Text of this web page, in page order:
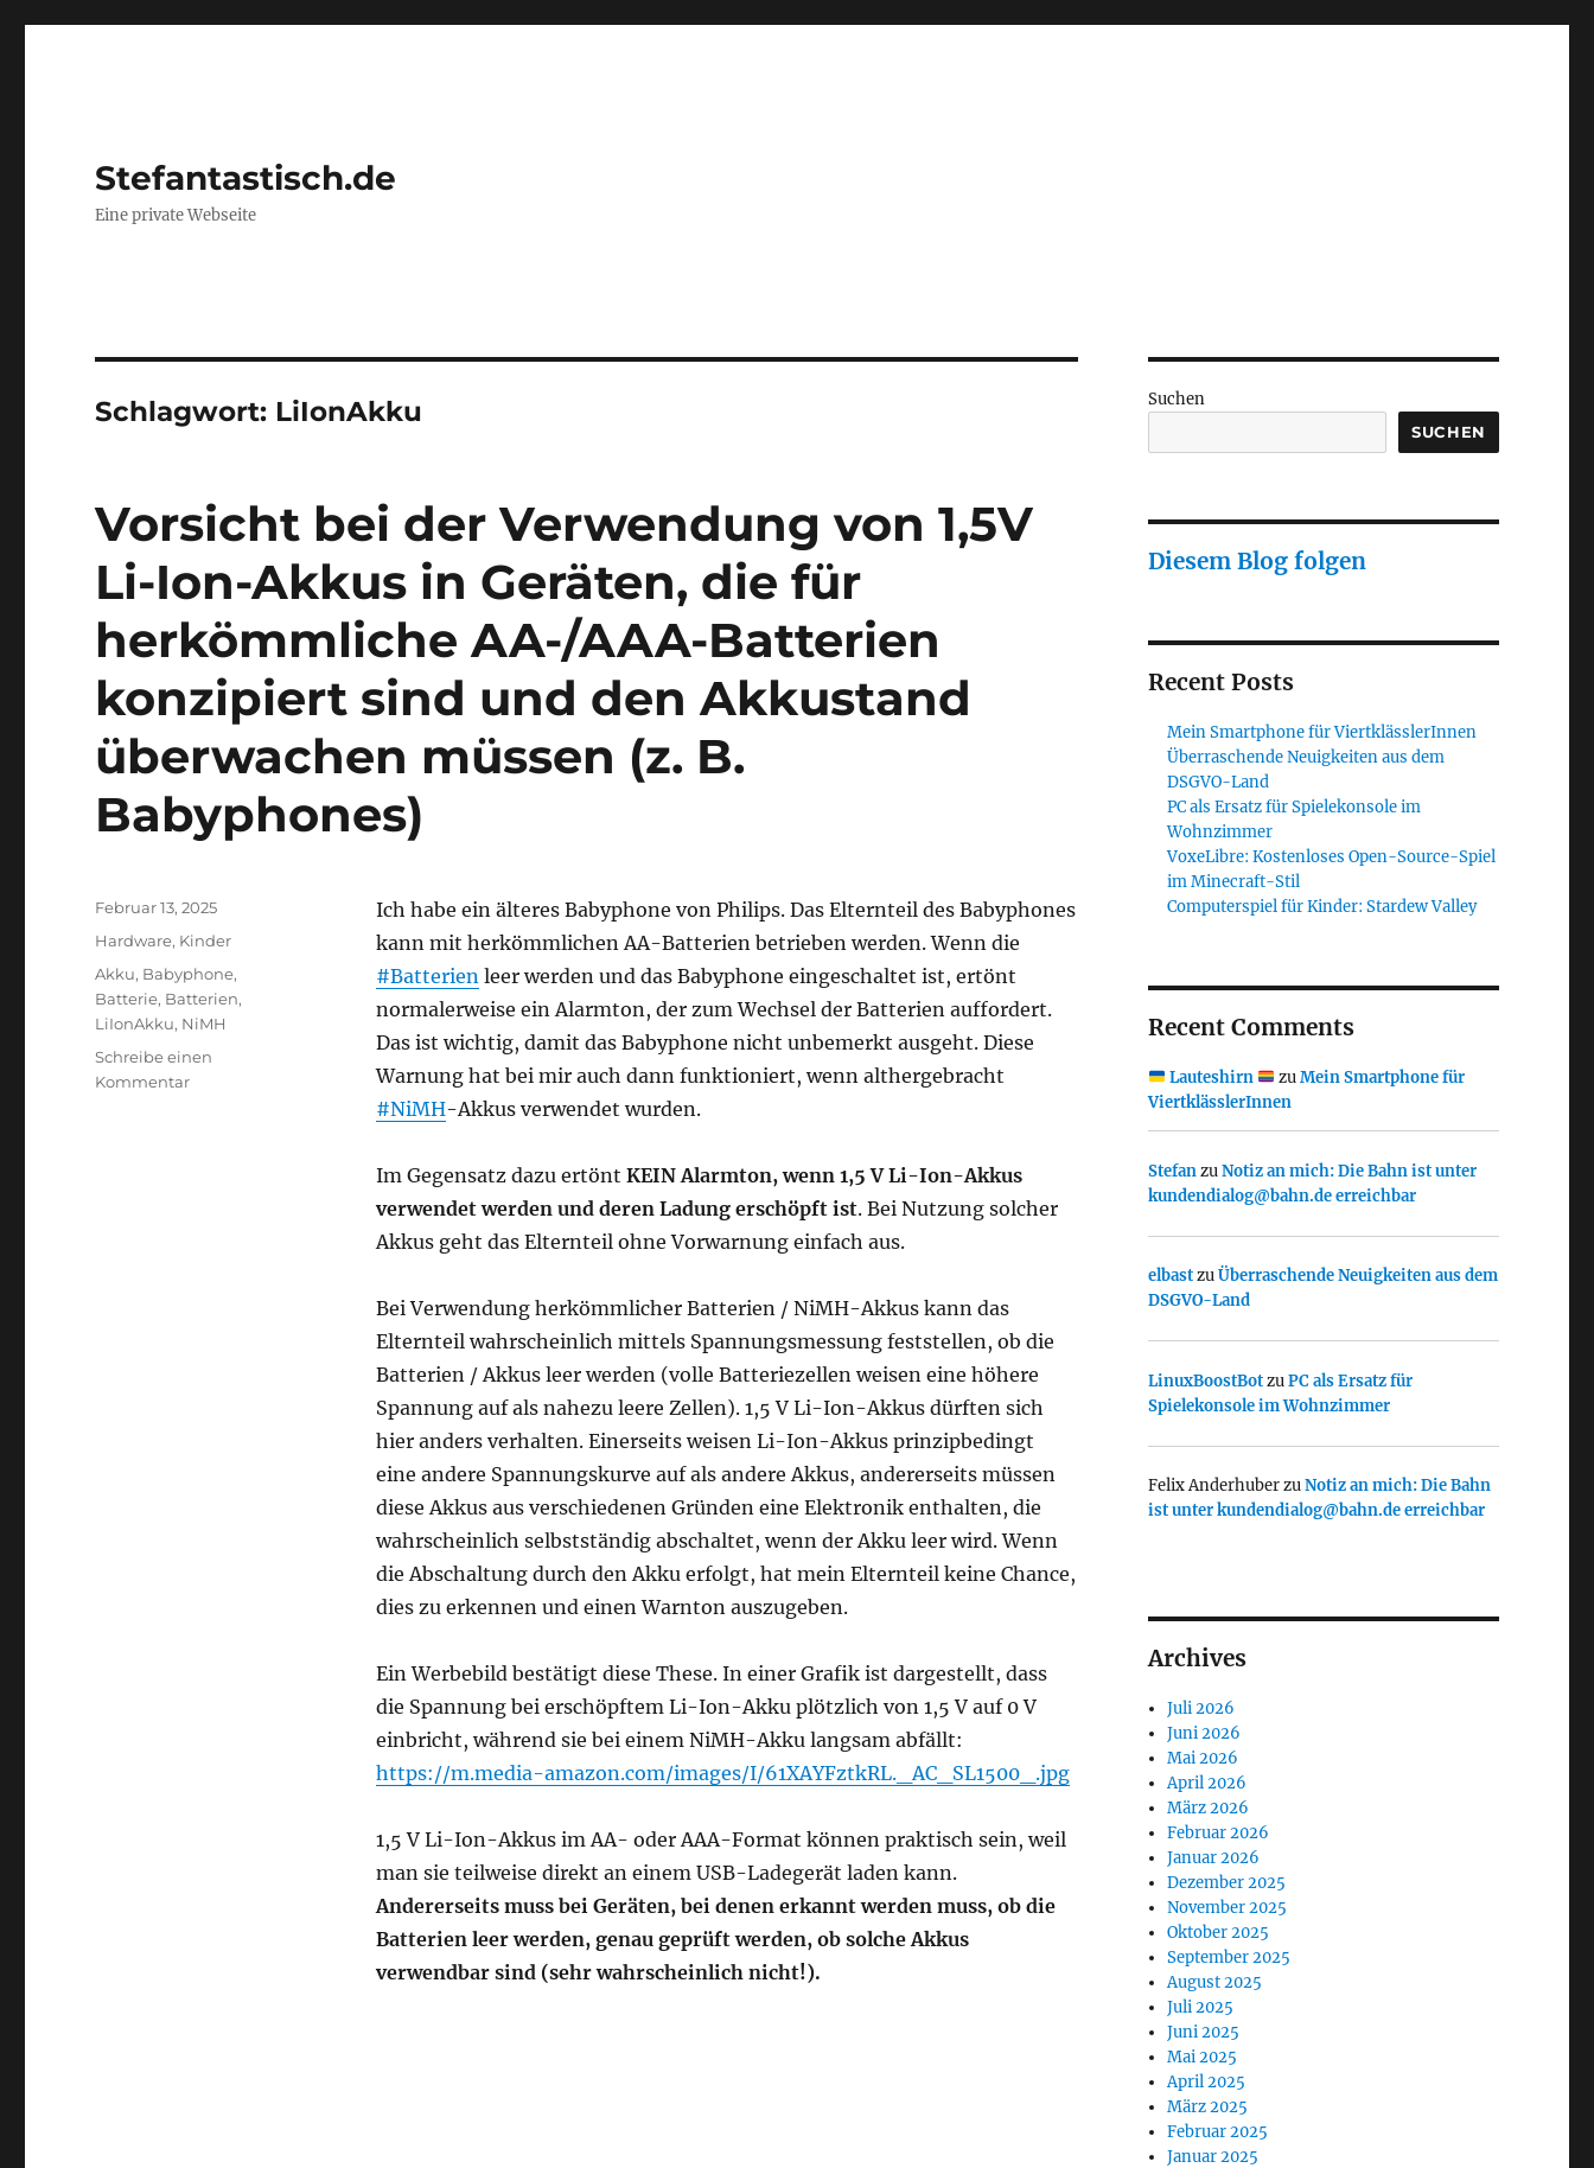
Stefantastisch.de
Eine private Webseite
Schlagwort: LiIonAkku
Vorsicht bei der Verwendung von 1,5V
Li-Ion-Akkus in Geräten, die für
herkömmliche AA-/AAA-Batterien
konzipiert sind und den Akkustand
überwachen müssen (z. B.
Babyphones)
Ich habe ein älteres Babyphone von Philips. Das Elternteil des Babyphones
kann mit herkömmlichen AA-Batterien betrieben werden. Wenn die
#Batterienleer werden und das Babyphone eingeschaltet ist, ertönt
normalerweise ein Alarmton, der zum Wechsel der Batterien auffordert.
Das ist wichtig, damit das Babyphone nicht unbemerkt ausgeht. Diese
Warnung hat bei mir auch dann funktioniert, wenn althergebracht
#NiMH-Akkus verwendet wurden.
Im Gegensatz dazu ertönt KEIN Alarmton, wenn 1,5 V Li-Ion-Akkus
verwendet werden und deren Ladung erschöpft ist. Bei Nutzung solcher
Akkus geht das Elternteil ohne Vorwarnung einfach aus.
Bei Verwendung herkömmlicher Batterien / NiMH-Akkus kann das
Elternteil wahrscheinlich mittels Spannungsmessung feststellen, ob die
Batterien / Akkus leer werden (volle Batteriezellen weisen eine höhere
Spannung auf als nahezu leere Zellen). 1,5 V Li-Ion-Akkus dürften sich
hier anders verhalten. Einerseits weisen Li-Ion-Akkus prinzipbedingt
eine andere Spannungskurve auf als andere Akkus, andererseits müssen
diese Akkus aus verschiedenen Gründen eine Elektronik enthalten, die
wahrscheinlich selbstständig abschaltet, wenn der Akku leer wird. Wenn
die Abschaltung durch den Akku erfolgt, hat mein Elternteil keine Chance,
dies zu erkennen und einen Warnton auszugeben.
Ein Werbebild bestätigt diese These. In einer Grafik ist dargestellt, dass
die Spannung bei erschöpftem Li-Ion-Akku plötzlich von 1,5 V auf 0 V
einbricht, während sie bei einem NiMH-Akku langsam abfällt:
https://m.media-amazon.com/images/I/61XAYFztkRL._AC_SL1500_.jpg
1,5 V Li-Ion-Akkus im AA- oder AAA-Format können praktisch sein, weil
man sie teilweise direkt an einem USB-Ladegerät laden kann.
Andererseits muss bei Geräten, bei denen erkannt werden muss, ob die
Batterien leer werden, genau geprüft werden, ob solche Akkus
verwendbar sind (sehr wahrscheinlich nicht!).
Veröffentlicht
Februar 13, 2025
Kategorien
Hardware, Kinder
Schlagwörter
Akku, Babyphone,
Batterie, Batterien,
LiIonAkku, NiMH
Schreibe einen
Kommentarzu
Suchen
SUCHEN
Diesem Blog folgen
Recent Posts
Mein Smartphone für ViertklässlerInnen
Überraschende Neuigkeiten aus dem
DSGVO-Land
PC als Ersatz für Spielekonsole im
Wohnzimmer
VoxeLibre: Kostenloses Open-Source-Spiel
im Minecraft-Stil
Computerspiel für Kinder: Stardew Valley
Recent Comments
Lauteshirn zuMein Smartphone für
ViertklässlerInnen
StefanzuNotiz an mich: Die Bahn ist unter
kundendialog@bahn.de erreichbar
elbastzuÜberraschende Neuigkeiten aus dem
DSGVO-Land
LinuxBoostBotzuPC als Ersatz für
Spielekonsole im Wohnzimmer
Felix AnderhuberzuNotiz an mich: Die Bahn
ist unter kundendialog@bahn.de erreichbar
Archives
Juli 2026
Juni 2026
Mai 2026
April 2026
März 2026
Februar 2026
Januar 2026
Dezember 2025
November 2025
Oktober 2025
September 2025
August 2025
Juli 2025
Juni 2025
Mai 2025
April 2025
März 2025
Februar 2025
Januar 2025